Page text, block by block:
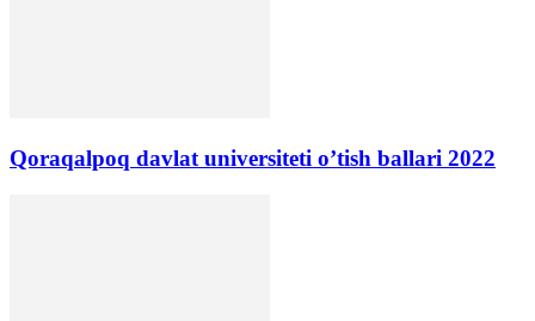
Qoraqalpoq davlat universiteti o’tish ballari 2022